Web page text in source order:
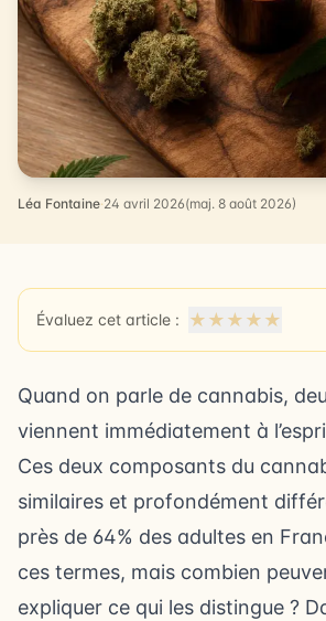
Léa Fontaine·24 avril 2026(maj. 8 août 2026)
Évaluez cet article : ★ ★ ★ ★ ★
Quand on parle de cannabis,
viennent immédiatement à
Ces deux composants du
similaires et profondément
près de 64% des adultes en
ces termes, mais combien
expliquer ce qui les distingue ?